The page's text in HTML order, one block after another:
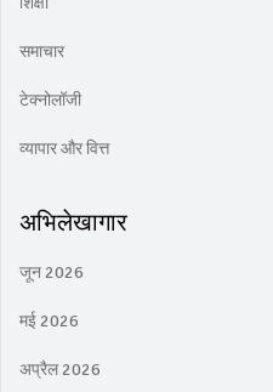
समाचार
टेक्नोलॉजी
व्यापार और वित्त
अभिलेखागार
जून 2026
मई 2026
अप्रैल 2026